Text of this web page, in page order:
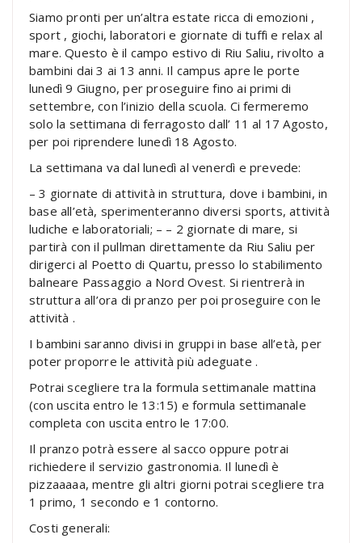
Siamo pronti per un’altra estate ricca di emozioni ,
sport , giochi, laboratori e giornate di tuffi e relax al
mare. Questo è il campo estivo di Riu Saliu, rivolto a
bambini dai 3 ai 13 anni. Il campus apre le porte
lunedì 9 Giugno, per proseguire fino ai primi di
settembre, con l’inizio della scuola. Ci fermeremo
solo la settimana di ferragosto dall’ 11 al 17 Agosto,
per poi riprendere lunedì 18 Agosto.
La settimana va dal lunedì al venerdì e prevede:
– 3 giornate di attività in struttura, dove i bambini, in
base all’età, sperimenteranno diversi sports, attività
ludiche e laboratoriali; – – 2 giornate di mare, si
partirà con il pullman direttamente da Riu Saliu per
dirigerci al Poetto di Quartu, presso lo stabilimento
balneare Passaggio a Nord Ovest. Si rientrerà in
struttura all’ora di pranzo per poi proseguire con le
attività .
I bambini saranno divisi in gruppi in base all’età, per
poter proporre le attività più adeguate .
Potrai scegliere tra la formula settimanale mattina
(con uscita entro le 13:15) e formula settimanale
completa con uscita entro le 17:00.
Il pranzo potrà essere al sacco oppure potrai
richiedere il servizio gastronomia. Il lunedì è
pizzaaaaa, mentre gli altri giorni potrai scegliere tra
1 primo, 1 secondo e 1 contorno.
Costi generali: